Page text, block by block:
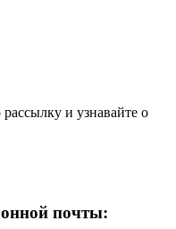
и узнавайте о
почты: